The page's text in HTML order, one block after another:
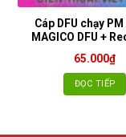
Cáp DFU chạy
MAGICO DFU +
65.000₫
ĐỌC TIẾP